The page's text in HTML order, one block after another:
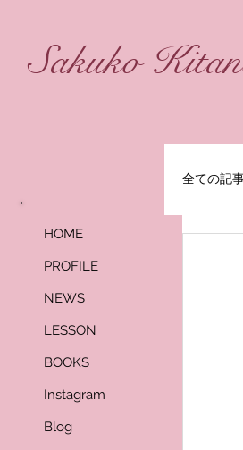
Sakuko
全ての記
HOME
PROFILE
NEWS
LESSON
BOOKS
Instagram
Blog